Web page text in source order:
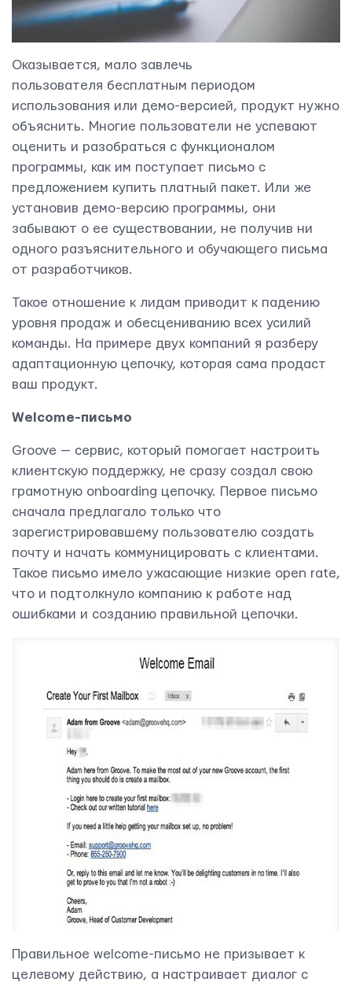
Оказывается, мало завлечь
пользователя бесплатным периодом
использования или демо-версией, продукт нужно
объяснить. Многие пользователи не успевают
оценить и разобраться с функционалом
программы, как им поступает письмо с
предложением купить платный пакет. Или же
установив демо-версию программы, они
забывают о ее существовании, не получив ни
одного разъяснительного и обучающего письма
от разработчиков.
Такое отношение к лидам приводит к падению
уровня продаж и обесцениванию всех усилий
команды. На примере двух компаний я разберу
адаптационную цепочку, которая сама продаст
ваш продукт.
Welcome-письмо
Groove — сервис, который помогает настроить
клиентскую поддержку, не сразу создал свою
грамотную оnboarding цепочку. Первое письмо
сначала предлагало только что
зарегистрировавшему пользователю создать
почту и начать коммуницировать с клиентами.
Такое письмо имело ужасающие низкие open rate,
что и подтолкнуло компанию к работе над
ошибками и созданию правильной цепочки.
Правильное welcome-письмо не призывает к
целевому действию, а настраивает диалог с